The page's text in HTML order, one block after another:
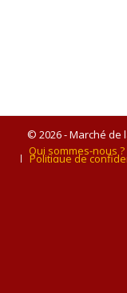
© 2026 - Marché de
Qui sommes-nous ?
Politique de